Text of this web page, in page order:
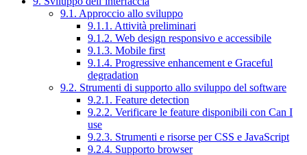
9.1. Approccio allo sviluppo
9.1.1. Attività preliminari
9.1.2. Web design responsivo e accessibile
9.1.3. Mobile first
9.1.4. Progressive enhancement e Graceful
degradation
9.2. Strumenti di supporto allo sviluppo del software
9.2.1. Feature detection
9.2.2. Verificare le feature disponibili con Can I
use
9.2.3. Strumenti e risorse per CSS e JavaScript
9.2.4. Supporto browser